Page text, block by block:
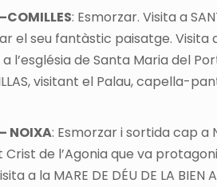
: Esmorzar. Visita a
seu fantàstic paisatge. Visita
de Santa Maria del
visitant el Palau, capella-
NOIXA: Esmorzar i sortida cap a
Crist de l’Agonia que va
a la MARE DE DÉU DE LA BIEN